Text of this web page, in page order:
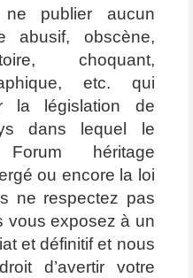
publier aucun
abusif, obscène,
choquant,
etc. qui
la législation de
dans lequel le
héritage
ou encore la loi
ne respectez pas
vous exposez à un
et définitif et nous
d’avertir votre